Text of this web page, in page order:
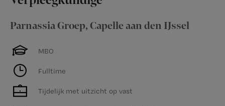
Parnassia Groep, Capelle aan den IJssel
MBO
Fulltime
Tijdelijk met uitzicht op vast